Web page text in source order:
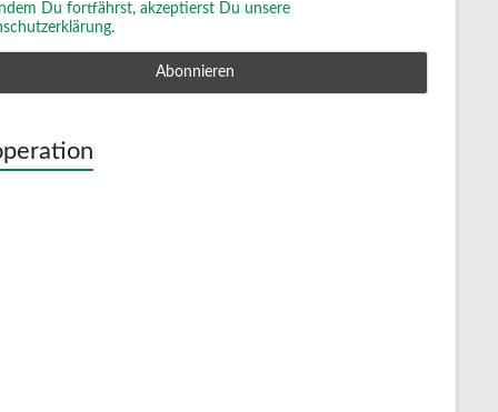
Indem Du fortfährst, akzeptierst Du unsere